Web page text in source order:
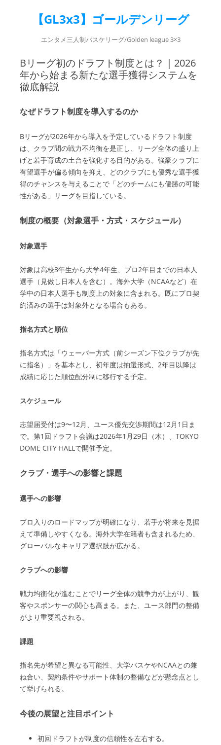
【GL3x3】ゴールデンリーグ
エンタメ三人制バスケリーグ/Golden league 3×3
Bリーグ初のドラフト制度とは？｜2026
年から始まる新たな選手獲得システムを
徹底解説
なぜドラフト制度を導入するのか
Bリーグが2026年から導入を予定しているドラフト制度
は、クラブ間の戦力不均衡を是正し、リーグ全体の盛り上
げと若手育成の土台を強化する目的がある。強豪クラブに
有望選手が偏る傾向を抑え、どのクラブにも優秀な選手獲
得のチャンスを与えることで「どのチームにも優勝の可能
性がある」リーグを目指している。
制度の概要（対象選手・方式・スケジュール）
対象選手
対象は高校3年生から大学4年生、プロ2年目までの日本人
選手（見做し日本人を含む）。海外大学（NCAAなど）在
学中の日本人選手も制度上の対象に含まれる。既にプロ契
約済みの選手は対象外となる場合もある。
指名方式と順位
指名方式は「ウェーバー方式（前シーズン下位クラブが先
に指名）」を基本とし、初年度は抽選形式、2年目以降は
成績に応じた順位配分制に移行する予定。
スケジュール
志望届受付は9〜12月、ユース優先交渉期間は12月1日ま
で。第1回ドラフト会議は2026年1月29日（木）、TOKYO
DOME CITY HALLで開催予定。
クラブ・選手への影響と課題
選手への影響
プロ入りのロードマップが明確になり、若手が将来を見据
えて準備しやすくなる。海外大学在籍者も含まれるため、
グローバルなキャリア選択肢が広がる。
クラブへの影響
戦力均衡化が進むことでリーグ全体の競争力が上がり、観
客やスポンサーの関心も高まる。また、ユース部門の整備
がより重要視される。
課題
指名先が希望と異なる可能性、大学バスケやNCAAとの兼
ね合い、契約条件やサポート体制の整備などが懸念点とし
て挙げられる。
今後の展望と注目ポイント
初回ドラフトが制度の信頼性を左右する。